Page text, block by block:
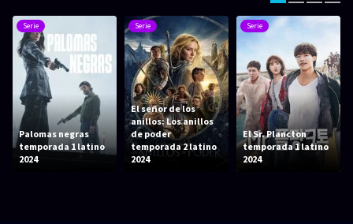
Serie
Palomas negras
temporada 1 latino
2024
Serie
El señor de los
anillos: Los anillos
de poder
temporada 2 latino
2024
Serie
El Sr. Plancton
temporada 1 latino
2024